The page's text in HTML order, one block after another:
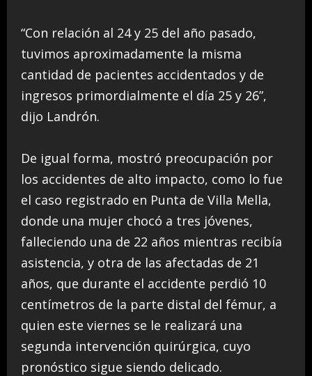
“Con relación al 24 y 25 del año pasado,
tuvimos aproximadamente la misma
cantidad de pacientes accidentados y de
ingresos primordialmente el día 25 y 26”,
dijo Landrón.
De igual forma, mostró preocupación por
los accidentes de alto impacto, como lo fue
el caso registrado en Punta de Villa Mella,
donde una mujer chocó a tres jóvenes,
falleciendo una de 22 años mientras recibía
asistencia, y otra de las afectadas de 21
años, que durante el accidente perdió 10
centímetros de la parte distal del fémur, a
quien este viernes se le realizará una
segunda intervención quirúrgica, cuyo
pronóstico sigue siendo delicado.